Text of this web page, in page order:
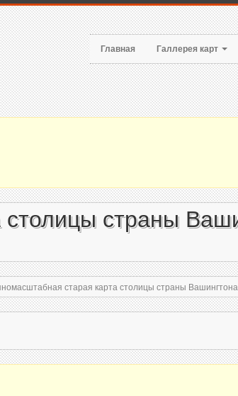
Главная Галлерея карт
страны
старая карта столицы страны